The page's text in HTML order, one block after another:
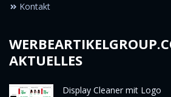
Kontakt
AKTUELLES
Display Cleaner mit Logo